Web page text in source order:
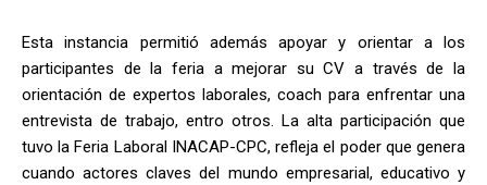
Esta instancia permitió además apoyar y orientar a los
participantes de la feria a mejorar su CV a través de la
orientación de expertos laborales, coach para enfrentar una
entrevista de trabajo, entro otros. La alta participación que
tuvo la Feria Laboral INACAP-CPC, refleja el poder que genera
cuando actores claves del mundo empresarial, educativo y